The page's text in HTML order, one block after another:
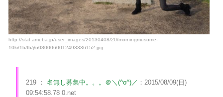
http://stat.ameba.jp/user_images/20130408/20/morningmusume-
10ki/1b/fb/j/o0800060012493336152.jpg
219 ： 名無し募集中。。。＠＼(^o^)／ ：2015/08/09(日)
09:54:58.78 0.net